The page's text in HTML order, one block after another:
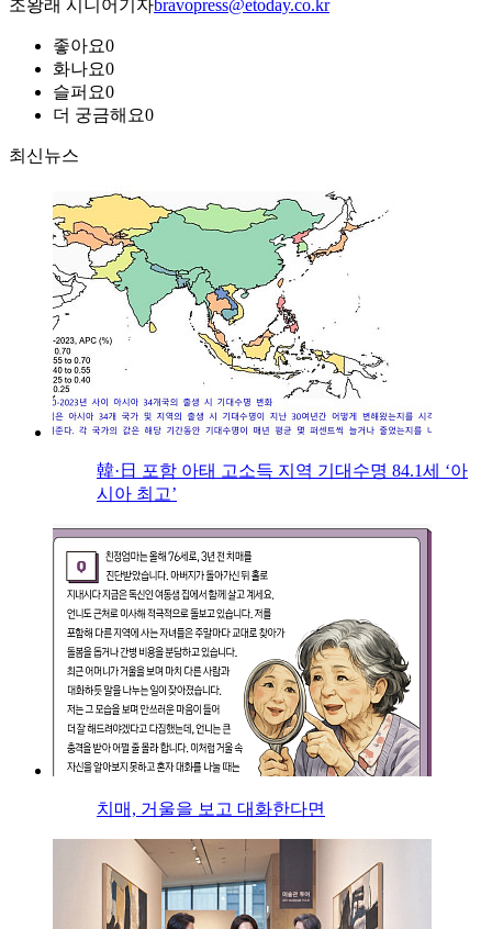
조왕래 시니어기자bravopress@etoday.co.kr
좋아요0
화나요0
슬퍼요0
더 궁금해요0
최신뉴스
韓·日 포함 아태 고소득 지역 기대수명 84.1세 ‘아
시아 최고’
치매, 거울을 보고 대화한다면